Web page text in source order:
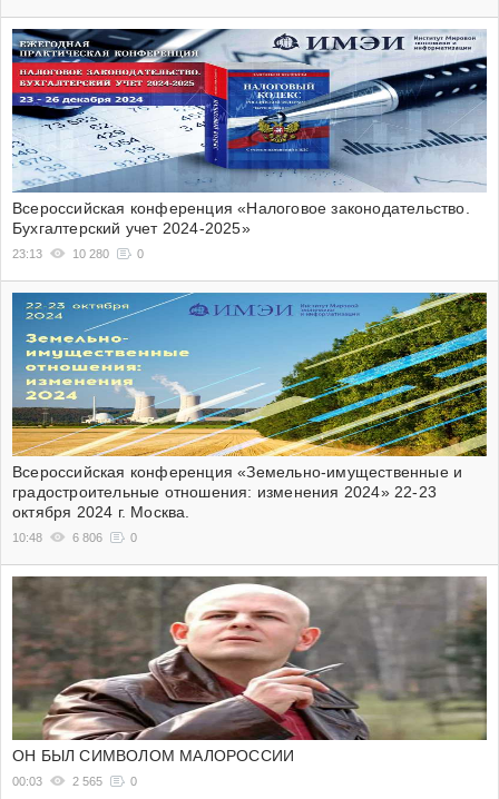
Всероссийская конференция «Налоговое законодательство.
Бухгалтерский учет 2024-2025»
23:13 10 280 0
Всероссийская конференция «Земельно-имущественные и
градостроительные отношения: изменения 2024» 22-23
октября 2024 г. Москва.
10:48 6 806 0
ОН БЫЛ СИМВОЛОМ МАЛОРОССИИ
00:03 2 565 0